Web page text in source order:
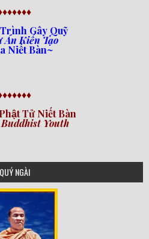
Gây Quỹ
Án Kiến Tạo
Niết Bàn~
Tử Niết Bàn
Youth
QUÝ NGÀI